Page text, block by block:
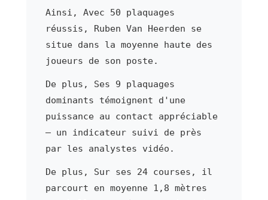
Ainsi, Avec 50 plaquages
réussis, Ruben Van Heerden se
situe dans la moyenne haute des
joueurs de son poste.
De plus, Ses 9 plaquages
dominants témoignent d'une
puissance au contact appréciable
— un indicateur suivi de près
par les analystes vidéo.
De plus, Sur ses 24 courses, il
parcourt en moyenne 1,8 mètres